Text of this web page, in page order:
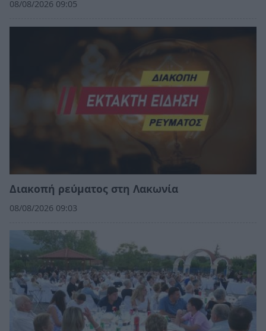
08/08/2026 09:05
Διακοπή ρεύματος στη Λακωνία
08/08/2026 09:03